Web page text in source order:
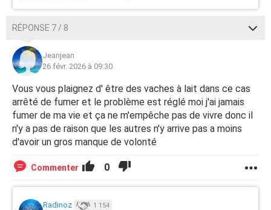
RÉPONSE 7 / 8
Jeanjean
26 févr. 2026 à 09:30
Vous vous plaignez d' être des vaches à lait dans ce cas
arrêté de fumer et le problème est réglé moi j'ai jamais
fumer de ma vie et ça ne m'empêche pas de vivre donc il
n'y a pas de raison que les autres n'y arrive pas a moins
d'avoir un gros manque de volonté
Commenter 0
Radinoz 1 154